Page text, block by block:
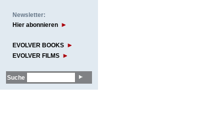
Newsletter:
Hier abonnieren
EVOLVER BOOKS
EVOLVER FILMS
Suche